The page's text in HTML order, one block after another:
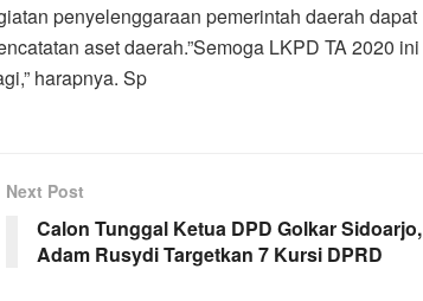
penyelenggaraan pemerintah daerah dapat
aset daerah.”Semoga LKPD TA 2020 ini
harapnya. Sp
Next Post
Calon Tunggal Ketua DPD Golkar Sidoarjo,
Adam Rusydi Targetkan 7 Kursi DPRD